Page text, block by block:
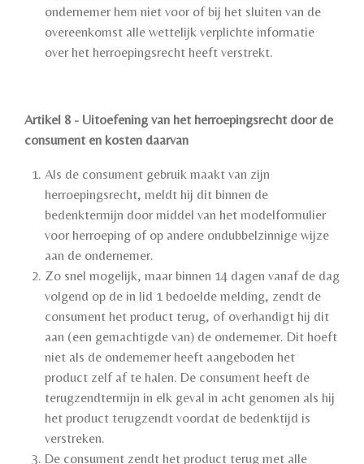
ondernemer hem niet voor of bij het sluiten van de
overeenkomst alle wettelijk verplichte informatie
over het herroepingsrecht heeft verstrekt.
Artikel 8 - Uitoefening van het herroepingsrecht door de
consument en kosten daarvan
Als de consument gebruik maakt van zijn
herroepingsrecht, meldt hij dit binnen de
bedenktermijn door middel van het modelformulier
voor herroeping of op andere ondubbelzinnige wijze
aan de ondernemer.
Zo snel mogelijk, maar binnen 14 dagen vanaf de dag
volgend op de in lid 1 bedoelde melding, zendt de
consument het product terug, of overhandigt hij dit
aan (een gemachtigde van) de ondernemer. Dit hoeft
niet als de ondernemer heeft aangeboden het
product zelf af te halen. De consument heeft de
terugzendtermijn in elk geval in acht genomen als hij
het product terugzendt voordat de bedenktijd is
verstreken.
De consument zendt het product terug met alle